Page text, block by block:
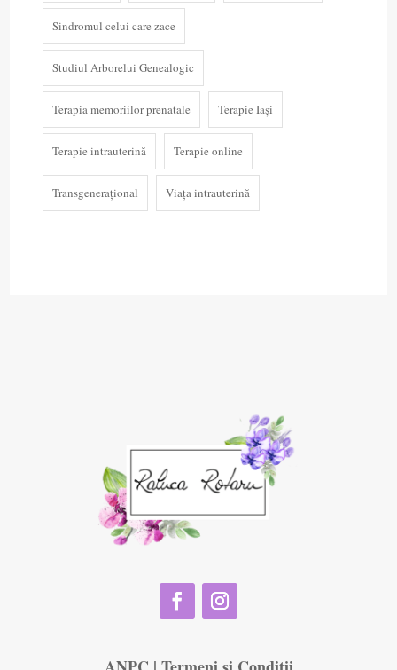
Sindromul celui care zace
Studiul Arborelui Genealogic
Terapia memoriilor prenatale Terapie Iași
Terapie intrauterină Terapie online
Transgenerațional Viața intrauterină